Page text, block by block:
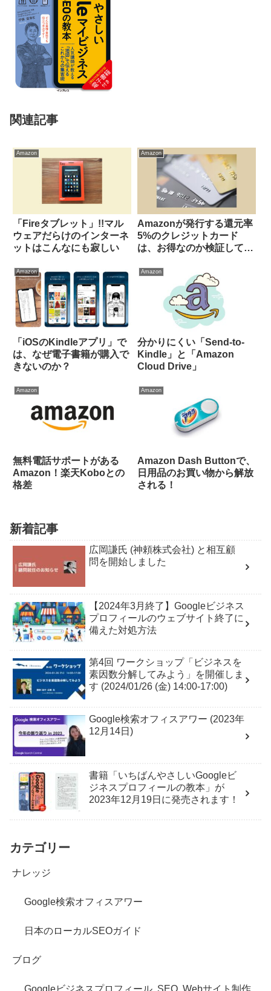
関連記事
Amazon
「Fireタブレット」!!マル
ウェアだらけのインターネ
ットはこんなにも寂しい
Amazon
Amazonが発行する還元率
5%のクレジットカード
は、お得なのか検証してみ
Amazon
「iOSのKindleアプリ」で
は、なぜ電子書籍が購入で
きないのか？
Amazon
分かりにくい「Send-to-
Kindle」と「Amazon
Cloud Drive」
Amazon
無料電話サポートがある
Amazon！楽天Koboとの
格差
Amazon
Amazon Dash Buttonで、
日用品のお買い物から解放
される！
新着記事
広岡謙氏 (神頼株式会社) と相互顧
問を開始しました
【2024年3月終了】Googleビジネス
プロフィールのウェブサイト終了に
備えた対処方法
第4回 ワークショップ「ビジネスを
素因数分解してみよう」を開催しま
す (2024/01/26 (金) 14:00-17:00)
Google検索オフィスアワー (2023年
12月14日)
書籍「いちばんやさしいGoogleビ
ジネスプロフィールの教本」が
2023年12月19日に発売されます！
カテゴリー
ナレッジ
Google検索オフィスアワー
日本のローカルSEOガイド
ブログ
Googleビジネスプロフィール SEO Webサイト制作